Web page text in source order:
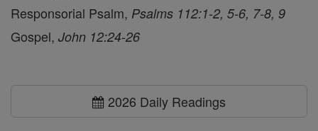
Responsorial Psalm, Psalms 112:1-2, 5-6, 7-8, 9
Gospel, John 12:24-26
2026 Daily Readings